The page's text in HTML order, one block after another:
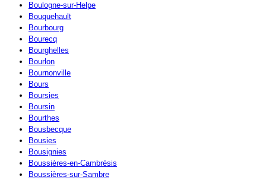
Boulogne-sur-Helpe
Bouquehault
Bourbourg
Bourecq
Bourghelles
Bourlon
Bournonville
Bours
Boursies
Boursin
Bourthes
Bousbecque
Bousies
Bousignies
Boussières-en-Cambrésis
Boussières-sur-Sambre